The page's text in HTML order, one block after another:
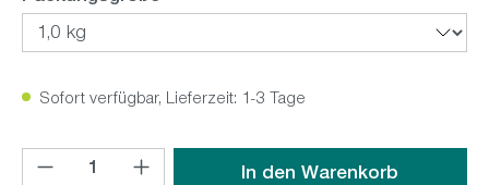
Sofort verfügbar, Lieferzeit: 1-3 Tage
Produkt Anzahl: Gib den gewünschten Wert ein oder
In den Warenkorb